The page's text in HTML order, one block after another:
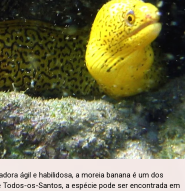
ágil e habilidosa, a moreia banana é um dos
os-Santos, a espécie pode ser encontrada em